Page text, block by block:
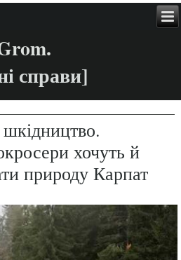
справи]
шкідництво.
хочуть й
природу Карпат